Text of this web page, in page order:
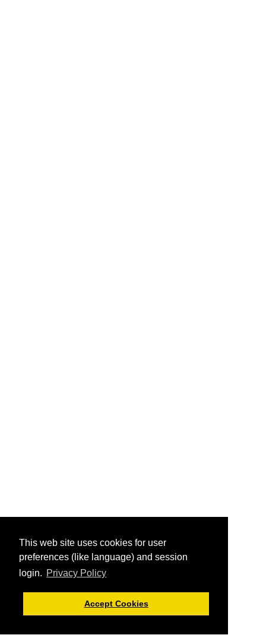
This web site uses cookies for user
preferences (like language) and session
login. Privacy Policy
Accept Cookies